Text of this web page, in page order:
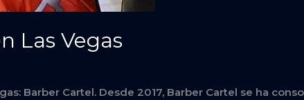
Las Vegas
Barber Cartel. Desde 2017, Barber Cartel se ha